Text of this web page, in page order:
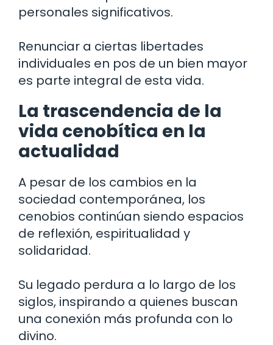
personales significativos.
Renunciar a ciertas libertades
individuales en pos de un bien mayor
es parte integral de esta vida.
La trascendencia de la
vida cenobítica en la
actualidad
A pesar de los cambios en la
sociedad contemporánea, los
cenobios continúan siendo espacios
de reflexión, espiritualidad y
solidaridad.
Su legado perdura a lo largo de los
siglos, inspirando a quienes buscan
una conexión más profunda con lo
divino.